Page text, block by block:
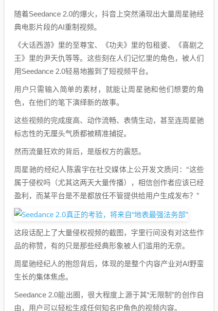
随着Seedance 2.0的爆火，抖音上突然涌现出大量周星驰经
典电影片段的AI重制视频。
《大话西游》里的至尊宝、《功夫》里的包租婆、《喜剧之
王》里的尹天仇等等。这些刻在人们记忆里的角色，被人们
用Seedance 2.0轻易地搬到了短视频平台。
用户只需输入简单的素材，就能让周星驰和他们想要的角
色，在他们的笔下演绎新的故事。
这些视频的完成度高、动作流畅、表情生动，甚至连周星驰
标志性的无厘头气质都被精准捕捉。
然而流量狂欢的背后，是版权方的震怒。
周星驰的经纪人陈震宇在社交媒体上公开发文质问：“这些
属于侵权吗（尤其这两天大量传播），相信创作者应该已经
盈利，而某平台是不是都放任不管提供给用户生成发布？”
这段话配上了大量侵权视频的截图，字里行间没有对这些作
品的称赞，有的只是那些经典形象被人们滥用的无奈。
周星驰经纪人的抱怨背后，体现的是整个内容产业对AI野蛮
生长的集体焦虑。
Seedance 2.0能出圈，很大程度上源于其“无限制”的创作自
由，用户可以轻松生成任何知名IP角色的视频内容。